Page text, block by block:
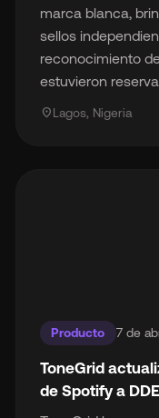
marca blanca,
sellos
reconocimiento
estuvieron
location_onLagos, Nigeria
Producto 7 de
ToneGrid
de Spotify a